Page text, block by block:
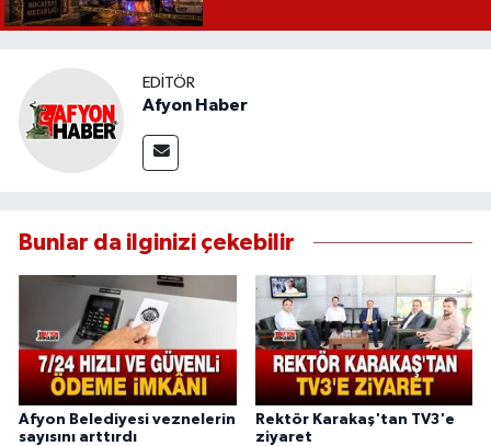
EDITÖR
Afyon Haber
Bunlar da ilginizi çekebilir
Afyon Belediyesi veznelerin
sayısını arttırdı
Rektör Karakaş'tan TV3'e
ziyaret